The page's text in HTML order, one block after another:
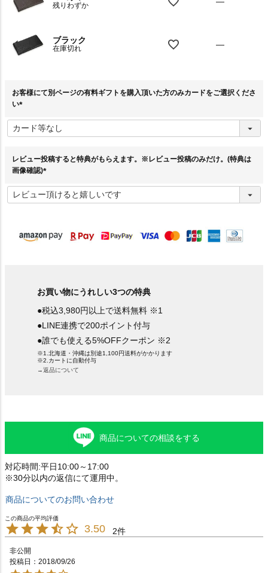
残りわずか
ブラック
在庫切れ —
お客様にて別ページの有料ギフトを購入頂いた方のみカードをご選択くださ
い
必
須
レビュー投稿すると特典がもらえます。※レビュー投稿のみだけ。(特典は
画像確認)
必
須
お買い物にうれしい3つの特典
●税込3,980円以上で送料無料 ※1
●LINE連携で200ポイント付与
●誰でも使える5%OFFクーポン ※2
※1.北海道・沖縄は別途1,100円送料がかかります
※2.カートに自動付与
→返品について
商品についての相談をする
対応時間:平日10:00～17:00
※30分以内の返信にて運用中。
商品についてのお問い合わせ
3.50 2
非公開
投稿日
2018/09/26